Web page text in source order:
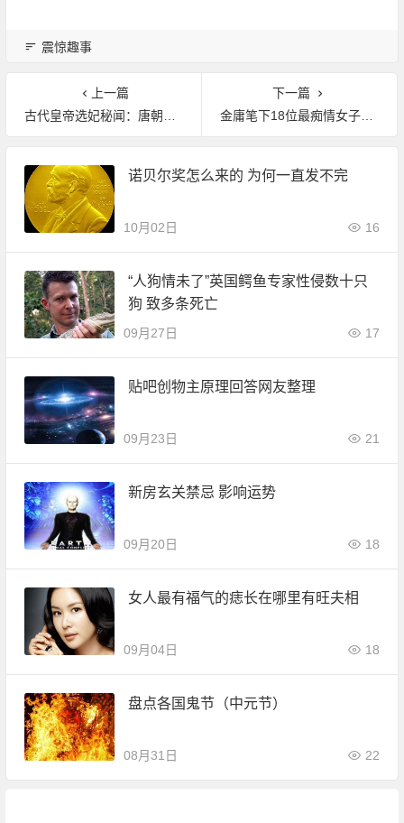
震惊趣事
上一篇
古代皇帝选妃秘闻：唐朝花样竟如此多
下一篇
金庸笔下18位最痴情女子排名！第一痴情女竟是她|野史秘闻
诺贝尔奖怎么来的 为何一直发不完
10月02日 16
“人狗情未了”英国鳄鱼专家性侵数十只
狗 致多条死亡
09月27日 17
贴吧创物主原理回答网友整理
09月23日 21
新房玄关禁忌 影响运势
09月20日 18
女人最有福气的痣长在哪里有旺夫相
09月04日 18
盘点各国鬼节（中元节）
08月31日 22